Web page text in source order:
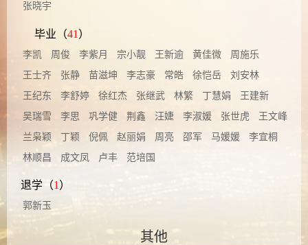
张晓宇
毕业（41 ）
李凯 周俊 李紫月 宗小靓 王新逾 黄佳微
周施乐
王士齐
张静 苗滋坤 李志豪 常皓 徐恺岳
刘安林
王纪东
李舒婷 徐红杰 张继武 林繁 丁慧娟
王建新
吴瑞雪
李思 巩学健 荆鑫 汪婕 李淑媛 张世虎
王文峰
兰枭颖
丁颖 倪佩 赵丽娟 周亮 邵军 马媛媛
李宜桐
林顺昌
成文凤 卢丰 范培国
退学（1 ）
郭新玉
其他